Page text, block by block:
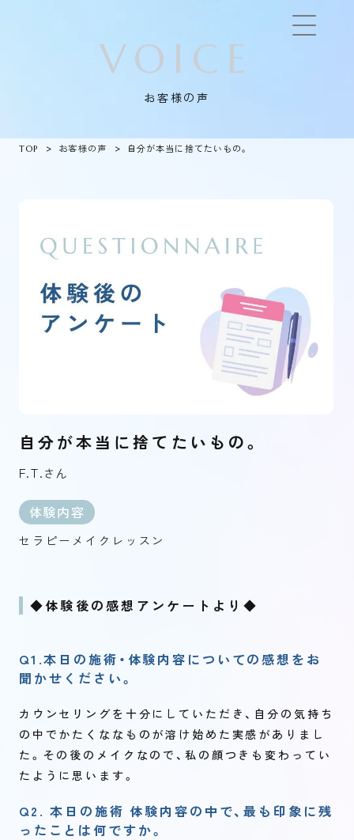
VOICE
お客様の声
TOP お客様の声 自分が本当に捨てたいもの。
自分が本当に捨てたいもの。
F.T. さん
体験内容
セラピーメイクレッスン
◆体験後の感想アンケートより◆
Q1.本日の施術・体験内容についての感想をお
聞かせください。
カウンセリングを十分にしていただき、自分の気持ち
の中でかたくななものが溶け始めた実感がありまし
た。その後のメイクなので、私の顔つきも変わってい
たように思います。
Q2. 本日の施術 体験内容の中で、最も印象に残
ったことは何ですか。